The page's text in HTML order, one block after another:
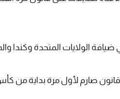
صارم لأول مرة بداية من كأس